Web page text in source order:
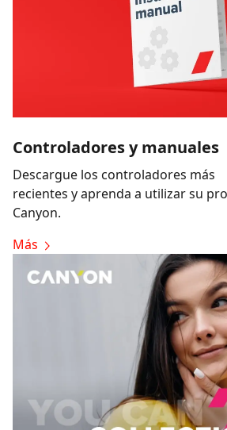
Controladores y manuales
Descargue los controladores más
recientes y aprenda a utilizar su
Canyon.
Más